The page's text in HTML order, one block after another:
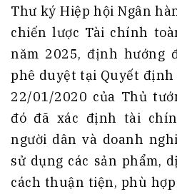
Thư ký Hiệp hội Ngân
chiến lược Tài chính
năm 2025, định hướng
phê duyệt tại Quyết định
22/01/2020 của Thủ
đó đã xác định tài
người dân và doanh
sử dụng các sản phẩm,
cách thuận tiện, phù